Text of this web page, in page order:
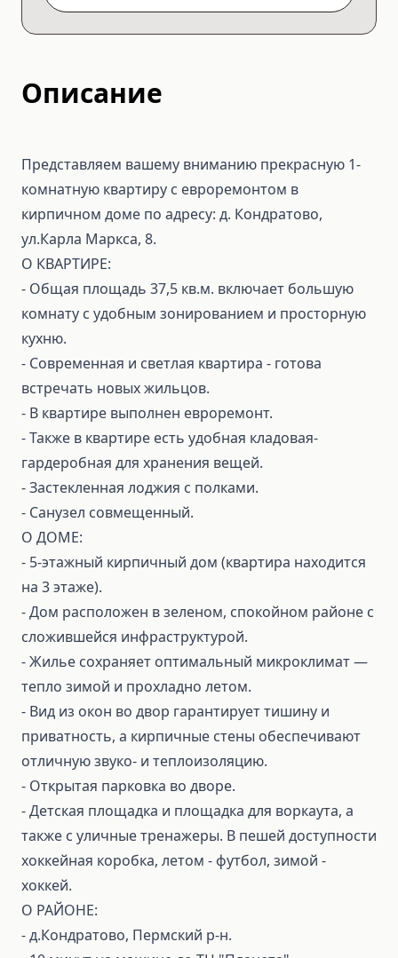
Описание
Представляем вашему вниманию прекрасную 1-
комнатную квартиру с евроремонтом в
кирпичном доме по адресу: д. Кондратово,
ул.Карла Маркса, 8.
О КВАРТИРЕ:
- Общая площадь 37,5 кв.м. включает большую
комнату с удобным зонированием и просторную
кухню.
- Современная и светлая квартира - готова
встречать новых жильцов.
- В квартире выполнен евроремонт.
- Также в квартире есть удобная кладовая-
гардеробная для хранения вещей.
- Застекленная лоджия с полками.
- Санузел совмещенный.
О ДОМЕ:
- 5-этажный кирпичный дом (квартира находится
на 3 этаже).
- Дом расположен в зеленом, спокойном районе с
сложившейся инфраструктурой.
- Жилье сохраняет оптимальный микроклимат —
тепло зимой и прохладно летом.
- Вид из окон во двор гарантирует тишину и
приватность, а кирпичные стены обеспечивают
отличную звуко- и теплоизоляцию.
- Открытая парковка во дворе.
- Детская площадка и площадка для воркаута, а
также с уличные тренажеры. В пешей доступности
хоккейная коробка, летом - футбол, зимой -
хоккей.
О РАЙОНЕ:
- д.Кондратово, Пермский р-н.